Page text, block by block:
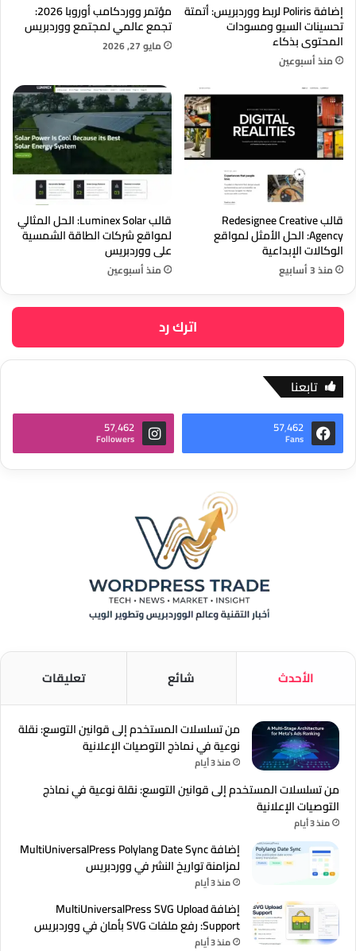
إضافة Poliris لربط ووردبريس: أتمتة
تحسينات السيو ومسودات
المحتوى بذكاء
منذ أسبوعين
مؤتمر ووردكامب أوروبا 2026:
تجمع عالمي لمجتمع ووردبريس
مايو 27, 2026
قالب Redesignee Creative
Agency: الحل الأمثل لمواقع
الوكالات الإبداعية
منذ 3 أسابيع
قالب Luminex Solar: الحل المثالي
لمواقع شركات الطاقة الشمسية
على ووردبريس
منذ أسبوعين
اترك رد
تابعنا
57٬462
Fans
57٬462
Followers
الأحدث شائع تعليقات
من تسلسلات المستخدم إلى قوانين التوسع: نقلة
نوعية في نماذج التوصيات الإعلانية
منذ 3 أيام
من تسلسلات المستخدم إلى قوانين التوسع: نقلة نوعية في نماذج
التوصيات الإعلانية
منذ 3 أيام
إضافة MultiUniversalPress Polylang Date Sync
لمزامنة تواريخ النشر في ووردبريس
منذ 3 أيام
إضافة MultiUniversalPress SVG Upload
Support: رفع ملفات SVG بأمان في ووردبريس
منذ 3 أيام